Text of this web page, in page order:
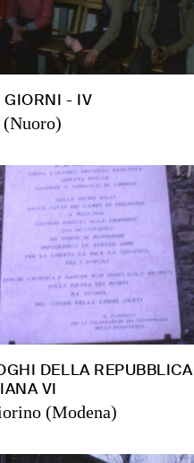
GIORNI - IV
DELLA REPUBBLICA
VI
(Modena)